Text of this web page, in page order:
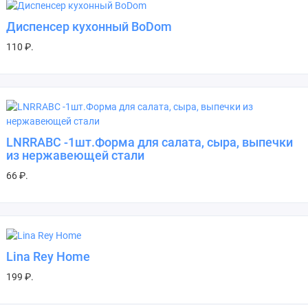
Диспенсер кухонный BoDom
110 ₽.
LNRRABC -1шт.Форма для салата, сыра, выпечки
из нержавеющей стали
66 ₽.
Lina Rey Home
199 ₽.